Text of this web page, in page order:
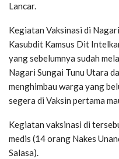
Lancar.
Kegiatan Vaksinasi di
Kasubdit Kamsus Dit
yang sebelumnya sudah
Nagari Sungai Tunu Utara
menghimbau warga yang
segera di Vaksin pertama
Kegiatan vaksinasi di
medis (14 orang Nakes
Salasa).